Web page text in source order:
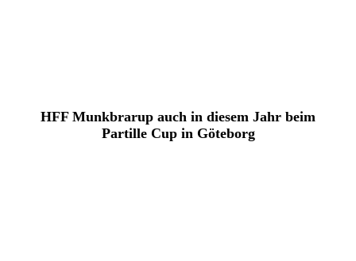
HFF Munkbrarup auch in diesem Jahr beim
Partille Cup in Göteborg